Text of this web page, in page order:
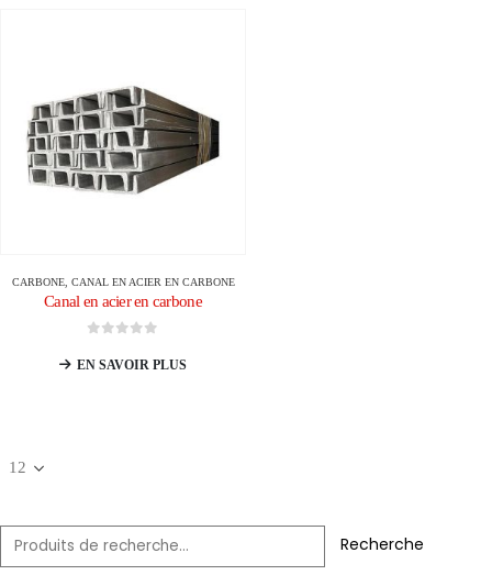
CARBONE, CANAL EN ACIER EN CARBONE
Canal en acier en carbone
EN SAVOIR PLUS
Recherche